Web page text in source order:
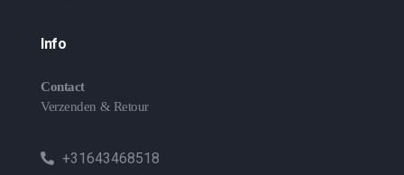
Info
Contact
Verzenden & Retour
+31643468518